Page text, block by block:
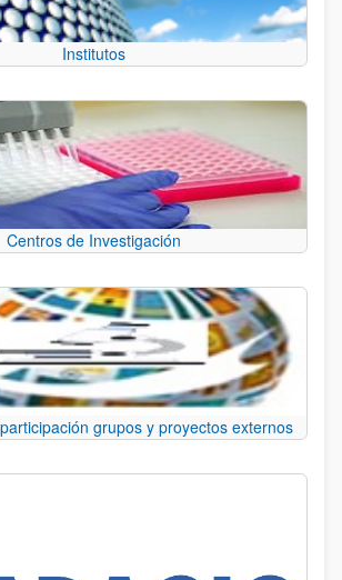
Institutos
Centros de Investigación
grupos y proyectos externos